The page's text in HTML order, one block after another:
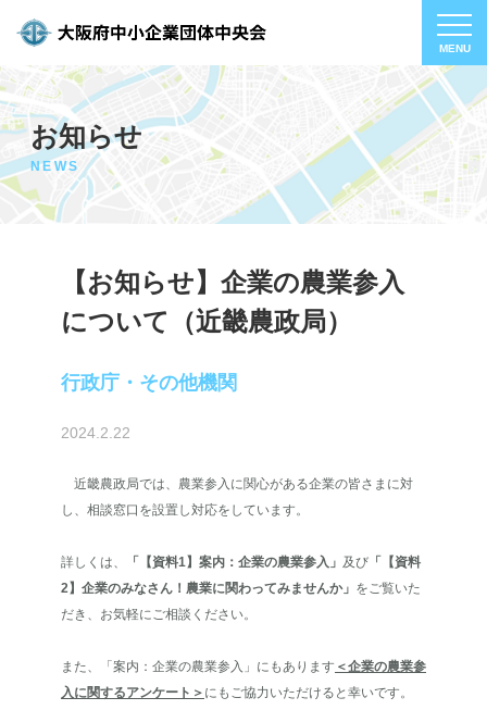
お知らせ
NEWS
【お知らせ】企業の農業参入
について（近畿農政局）
行政庁・その他機関
2024.2.22
近畿農政局では、農業参入に関心がある企業の皆さまに対
し、相談窓口を設置し対応をしています。
詳しくは、 「【資料1】案内：企業の農業参入」 及び 「【資料
2】企業のみなさん！農業に関わってみませんか」 をご覧いた
だき、お気軽にご相談ください。
また、「案内：企業の農業参入」にもあります ＜企業の農業参
入に関するアンケート＞ にもご協力いただけると幸いです。